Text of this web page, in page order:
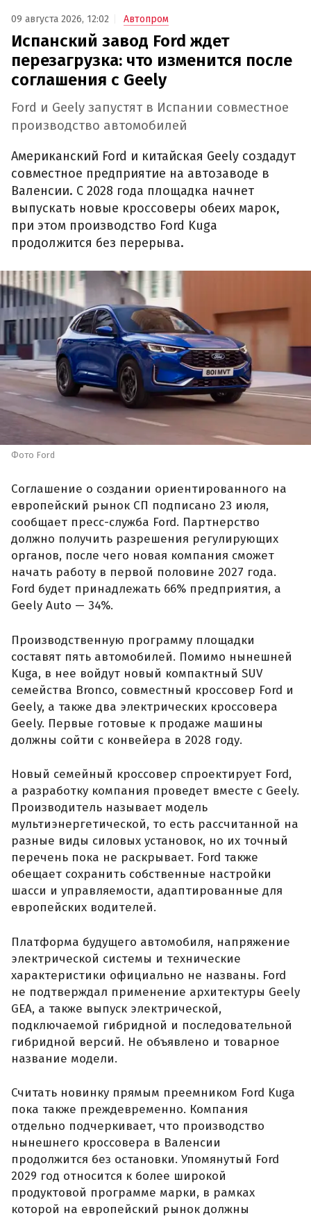
09 августа 2026, 12:02 Автопром
Испанский завод Ford ждет
перезагрузка: что изменится после
соглашения с Geely
Ford и Geely запустят в Испании совместное
производство автомобилей
Американский Ford и китайская Geely создадут
совместное предприятие на автозаводе в
Валенсии. С 2028 года площадка начнет
выпускать новые кроссоверы обеих марок,
при этом производство Ford Kuga
продолжится без перерыва.
Фото Ford
Соглашение о создании ориентированного на
европейский рынок СП подписано 23 июля,
сообщает пресс-служба Ford. Партнерство
должно получить разрешения регулирующих
органов, после чего новая компания сможет
начать работу в первой половине 2027 года.
Ford будет принадлежать 66% предприятия, а
Geely Auto — 34%.
Производственную программу площадки
составят пять автомобилей. Помимо нынешней
Kuga, в нее войдут новый компактный SUV
семейства Bronco, совместный кроссовер Ford и
Geely, а также два электрических кроссовера
Geely. Первые готовые к продаже машины
должны сойти с конвейера в 2028 году.
Новый семейный кроссовер спроектирует Ford,
а разработку компания проведет вместе с Geely.
Производитель называет модель
мультиэнергетической, то есть рассчитанной на
разные виды силовых установок, но их точный
перечень пока не раскрывает. Ford также
обещает сохранить собственные настройки
шасси и управляемости, адаптированные для
европейских водителей.
Платформа будущего автомобиля, напряжение
электрической системы и технические
характеристики официально не названы. Ford
не подтверждал применение архитектуры Geely
GEA, а также выпуск электрической,
подключаемой гибридной и последовательной
гибридной версий. Не объявлено и товарное
название модели.
Считать новинку прямым преемником Ford Kuga
пока также преждевременно. Компания
отдельно подчеркивает, что производство
нынешнего кроссовера в Валенсии
продолжится без остановки. Упомянутый Ford
2029 год относится к более широкой
продуктовой программе марки, в рамках
которой на европейский рынок должны